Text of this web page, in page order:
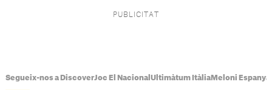
Segueix-nos a DiscoverJoc El Nacional Ultimàtum ItàliaMeloni Espanya